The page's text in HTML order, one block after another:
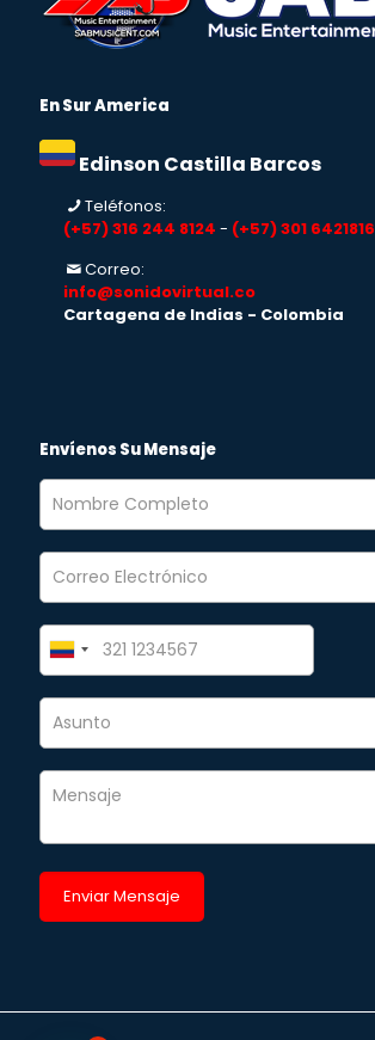
En Sur America
Edinson Castilla Barcos
Teléfonos:
(+57) 316 244 8124 - (+57) 301 6421816
Correo:
info@sonidovirtual.co
Cartagena de Indias - Colombia
Envíenos Su Mensaje